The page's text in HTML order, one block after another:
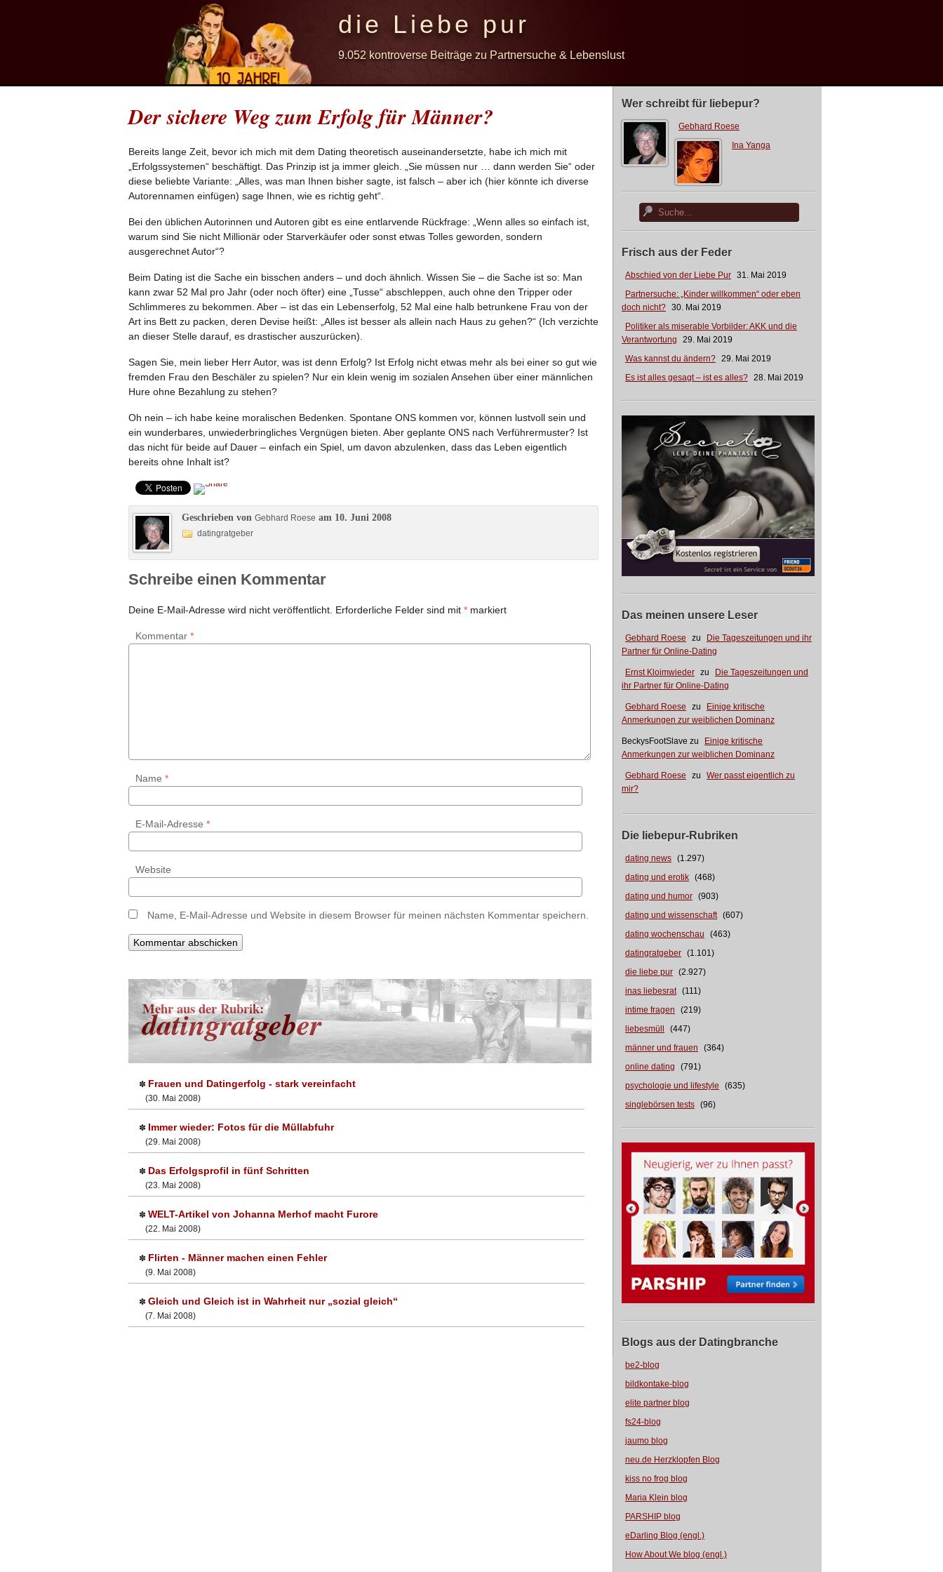
die Liebe pur
9.052 kontroverse Beiträge zu Partnersuche & Lebenslust
Wer schreibt für liebepur?
Gebhard Roese
Ina Yanga
Frisch aus der Feder
Abschied von der Liebe Pur 31. Mai 2019
Partnersuche: „Kinder willkommen“ oder eben
doch nicht? 30. Mai 2019
Politiker als miserable Vorbilder: AKK und die
Verantwortung
29. Mai 2019
Was kannst du ändern? 29. Mai 2019
Es ist alles gesagt – ist es alles? 28. Mai 2019
Das meinen unsere Leser
Gebhard Roese zu
Die Tageszeitungen und ihr
Partner für Online-Dating
Ernst Kloimwieder zu
Die Tageszeitungen und
ihr Partner für Online-Dating
Gebhard Roese zu
Einige kritische
Anmerkungen zur weiblichen Dominanz
BeckysFootSlave zu
Einige kritische
Anmerkungen zur weiblichen Dominanz
Gebhard Roese zu
Wer passt eigentlich zu
mir?
Die liebepur-Rubriken
dating news (1.297)
dating und erotik (468)
dating und humor (903)
dating und wissenschaft (607)
dating wochenschau
(463)
datingratgeber (1.101)
die liebe pur (2.927)
inas liebesrat (111)
intime fragen
(219)
liebesmüll
(447)
männer und frauen
(364)
online dating
(791)
psychologie und lifestyle
(635)
singlebörsen tests (96)
Blogs aus der Datingbranche
be2-blog
bildkontake-blog
elite partner blog
fs24-blog
jaumo blog
neu.de Herzklopfen Blog
kiss no frog blog
Maria Klein blog
PARSHIP blog
eDarling Blog (engl.)
How About We blog (engl.)
Der sichere Weg zum Erfolg für Männer?
Bereits lange Zeit, bevor ich mich mit dem Dating theoretisch auseinandersetzte, habe ich mich mit
„Erfolgssystemen“ beschäftigt. Das Prinzip ist ja immer gleich. „Sie müssen nur … dann werden Sie“ oder
diese beliebte Variante: „Alles, was man Ihnen bisher sagte, ist falsch – aber ich (hier könnte ich diverse
Autorennamen einfügen) sage Ihnen, wie es richtig geht“.
Bei den üblichen Autorinnen und Autoren gibt es eine entlarvende Rückfrage: „Wenn alles so einfach ist,
warum sind Sie nicht Millionär oder Starverkäufer oder sonst etwas Tolles geworden, sondern
ausgerechnet Autor“?
Beim Dating ist die Sache ein bisschen anders – und doch ähnlich. Wissen Sie – die Sache ist so: Man
kann zwar 52 Mal pro Jahr (oder noch öfter) eine „Tusse“ abschleppen, auch ohne den Tripper oder
Schlimmeres zu bekommen. Aber – ist das ein Lebenserfolg, 52 Mal eine halb betrunkene Frau von der
Art ins Bett zu packen, deren Devise heißt: „Alles ist besser als allein nach Haus zu gehen?“ (Ich verzichte
an dieser Stelle darauf, es drastischer auszurücken).
Sagen Sie, mein lieber Herr Autor, was ist denn Erfolg? Ist Erfolg nicht etwas mehr als bei einer so gut wie
fremden Frau den Beschäler zu spielen? Nur ein klein wenig im sozialen Ansehen über einer männlichen
Hure ohne Bezahlung zu stehen?
Oh nein – ich habe keine moralischen Bedenken. Spontane ONS kommen vor, können lustvoll sein und
ein wunderbares, unwiederbringliches Vergnügen bieten. Aber geplante ONS nach Verführermuster? Ist
das nicht für beide auf Dauer – einfach ein Spiel, um davon abzulenken, dass das Leben eigentlich
bereits ohne Inhalt ist?
Geschrieben von Gebhard Roese am 10. Juni 2008
datingratgeber
Schreibe einen Kommentar
Deine E-Mail-Adresse wird nicht veröffentlicht. Erforderliche Felder sind mit * markiert
Kommentar *
Name *
E-Mail-Adresse *
Website
Name, E-Mail-Adresse und Website in diesem Browser für meinen nächsten Kommentar speichern.
Mehr aus der Rubrik:
datingratgeber
✽ Frauen und Datingerfolg - stark vereinfacht
(30. Mai 2008)
✽ Immer wieder: Fotos für die Müllabfuhr
(29. Mai 2008)
✽ Das Erfolgsprofil in fünf Schritten
(23. Mai 2008)
✽ WELT-Artikel von Johanna Merhof macht Furore
(22. Mai 2008)
✽ Flirten - Männer machen einen Fehler
(9. Mai 2008)
✽ Gleich und Gleich ist in Wahrheit nur „sozial gleich“
(7. Mai 2008)